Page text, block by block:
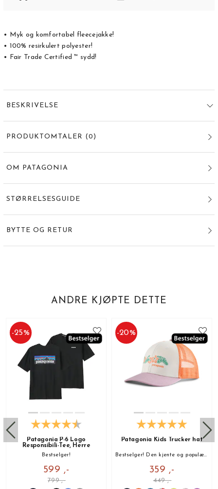
• Myk og komfortabel fleecejakke!
• 100% resirkulert polyester!
• Fair Trade Certified ™ sydd!
BESKRIVELSE
PRODUKTOMTALER (0 )
OM PATAGONIA
STØRRELSESGUIDE
BYTTE OG RETUR
ANDRE KJØPTE DETTE
-25%
Patagonia P-6 Logo
Responsibili-Tee, Herre
Bestselger!
599 ,-
799 ,-
-20%
Patagonia Kids Trucker hat
Bestselger! Den kjente og populære Capsen fra Patagonia til barna!
359 ,-
449 ,-